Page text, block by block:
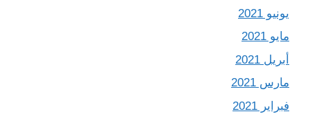
يونيو 2021
مايو 2021
أبريل 2021
مارس 2021
فبراير 2021